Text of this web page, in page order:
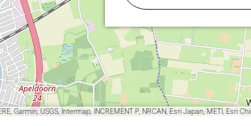
Garmin, USGS, Intermap, INCREMENT P, NRCAN, Esri Japan, METI,